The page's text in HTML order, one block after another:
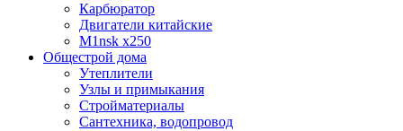
Карбюратор
Двигатели китайские
M1nsk x250
Общестрой дома
Утеплители
Узлы и примыкания
Стройматериалы
Сантехника, водопровод